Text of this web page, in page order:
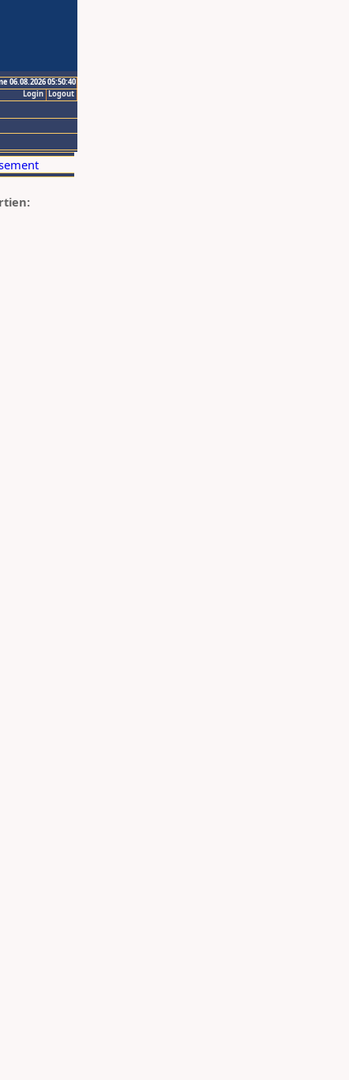
06.08.2026 05:50:40
Logout
Login